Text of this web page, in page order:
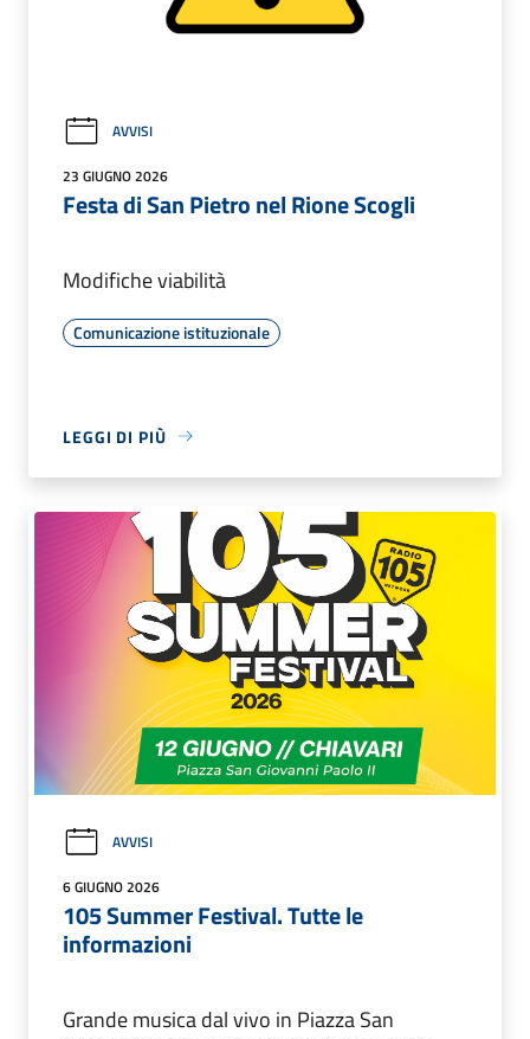
AVVISI
23 GIUGNO 2026
Festa di San Pietro nel Rione Scogli
Modifiche viabilità
Comunicazione istituzionale
LEGGI DI PIÙ
AVVISI
6 GIUGNO 2026
105 Summer Festival. Tutte le
informazioni
Grande musica dal vivo in Piazza San